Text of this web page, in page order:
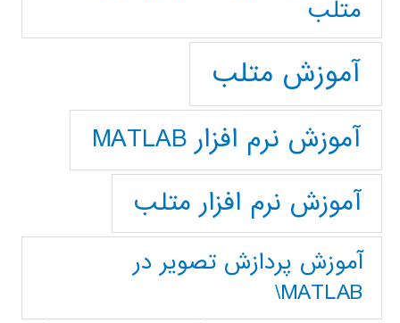
متلب
آموزش متلب
آموزش نرم افزار MATLAB
آموزش نرم افزار متلب
آموزش پردازش تصوير در
MATLAB\